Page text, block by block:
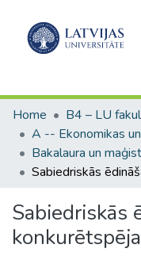
Home
Sabiedriskās